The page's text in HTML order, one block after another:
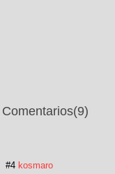
Comentarios(9)
#4 kosmaro